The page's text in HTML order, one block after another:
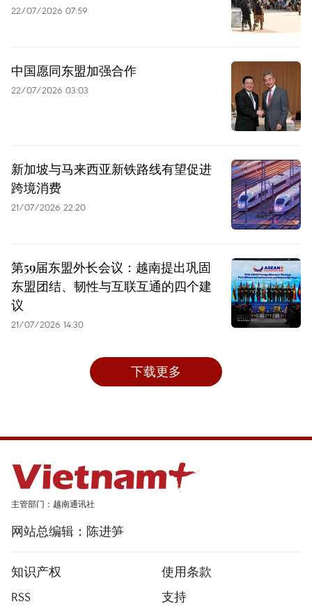
22/07/2026 07:59
中国愿同东盟加强合作
22/07/2026 03:03
新加坡与马来西亚新铁路线有望促进
跨境消费
21/07/2026 22:20
第59届东盟外长会议：越南提出巩固
东盟团结、韧性与互联互通的四个建
议
21/07/2026 14:30
下载更多
主管部门：越南通讯社
网站总编辑：陈进笋
知识产权
使用条款
RSS
支持